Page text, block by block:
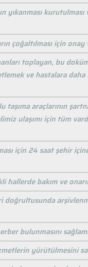
yıkanması
çoğaltılması için
toplayan, bu
ve hastalara
araçlarının
ulaşımı için tüm
için 24 saat şehir
bakım ve
bulunmasını
yürütülmesini